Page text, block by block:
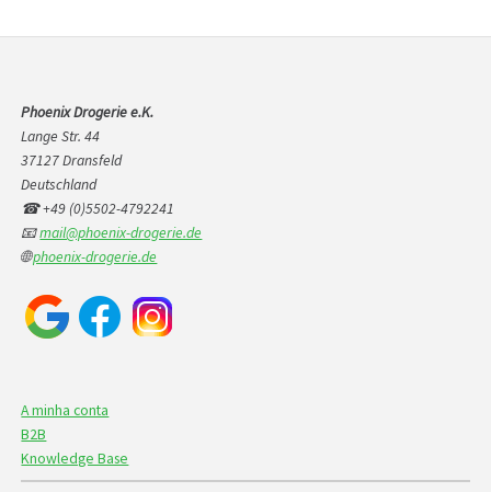
Phoenix Drogerie e.K.
Lange Str. 44
37127 Dransfeld
Deutschland
☎ +49 (0)5502-4792241
📧mail@phoenix-drogerie.de
🌐phoenix-drogerie.de
A minha conta
B2B
Knowledge Base